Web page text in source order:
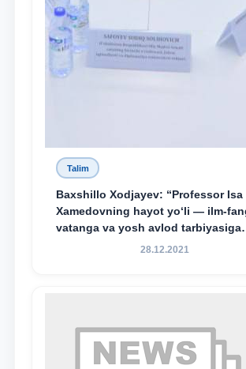
Talim
Baxshillo Xodjayev: “Professor Isa
Xamedovning hayot yo‘li — ilm-
vatanga va yosh avlod tarbiyasiga
sodiqlikning oliy namunasidir”.
28.12.2021